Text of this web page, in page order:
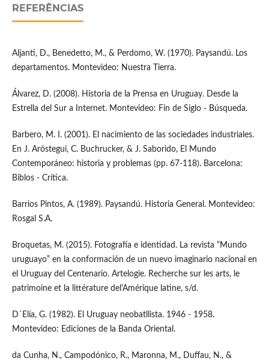
REFERÊNCIAS
Aljanti, D., Benedetto, M., & Perdomo, W. (1970). Paysandú. Los
departamentos. Montevideo: Nuestra Tierra.
Álvarez, D. (2008). Historia de la Prensa en Uruguay. Desde la
Estrella del Sur a Internet. Montevideo: Fin de Siglo - Búsqueda.
Barbero, M. I. (2001). El nacimiento de las sociedades industriales.
En J. Aróstegui, C. Buchrucker, & J. Saborido, El Mundo
Contemporáneo: historia y problemas (pp. 67-118). Barcelona:
Biblos - Crítica.
Barrios Pintos, A. (1989). Paysandú. Historia General. Montevideo:
Rosgal S.A.
Broquetas, M. (2015). Fotografía e identidad. La revista “Mundo
uruguayo” en la conformación de un nuevo imaginario nacional en
el Uruguay del Centenario. Artelogie. Recherche sur les arts, le
patrimoine et la littérature del'Amérique latine, s/d.
D´Elía, G. (1982). El Uruguay neobatllista. 1946 - 1958.
Montevideo: Ediciones de la Banda Oriental.
da Cunha, N., Campodónico, R., Maronna, M., Duffau, N., &